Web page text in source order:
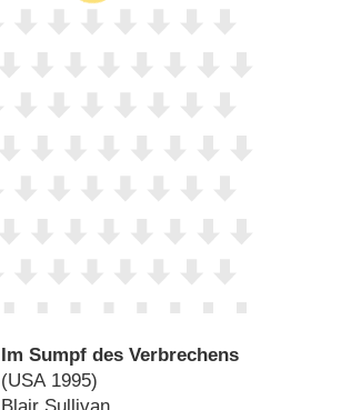
Im Sumpf des Verbrechens
(USA 1995)